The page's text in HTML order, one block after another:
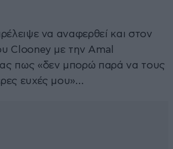
να αναφερθεί και στον
Clooney με την Amal
πως «δεν μπορώ παρά να τους
ευχές μου»…